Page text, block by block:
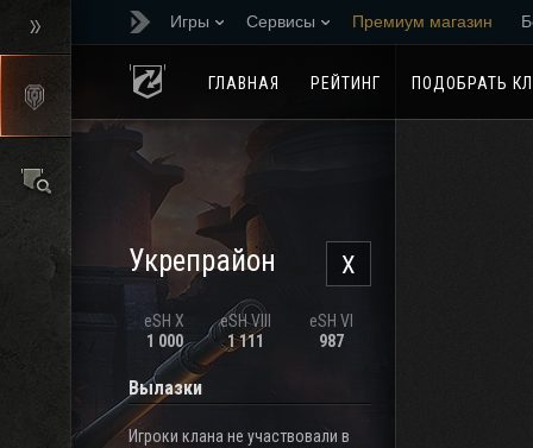
Игры Сервисы Премиум магазин
ГЛАВНАЯ
РЕЙТИНГ ПОДОБРАТЬ
X
Укрепрайон
eSH X
1 000
eSH VIII
1 111
eSH VI
987
Вылазки
Игроки клана не участвовали в